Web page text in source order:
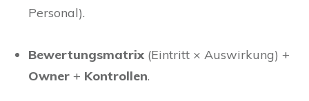
Personal).
Bewertungsmatrix (Eintritt × Auswirkung) +
Owner + Kontrollen.